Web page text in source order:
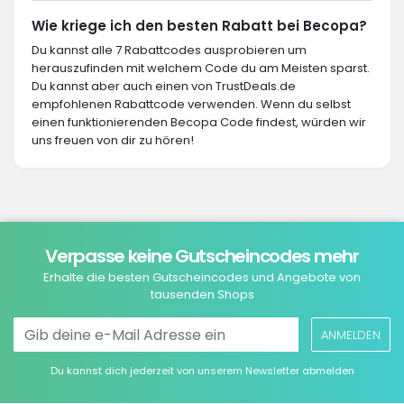
Wie kriege ich den besten Rabatt bei Becopa?
Du kannst alle 7 Rabattcodes ausprobieren um
herauszufinden mit welchem Code du am Meisten sparst.
Du kannst aber auch einen von TrustDeals.de
empfohlenen Rabattcode verwenden. Wenn du selbst
einen funktionierenden Becopa Code findest, würden wir
uns freuen von dir zu hören!
Verpasse keine Gutscheincodes mehr
Erhalte die besten Gutscheincodes und Angebote von
tausenden Shops
ANMELDEN
Du kannst dich jederzeit von unserem Newsletter abmelden